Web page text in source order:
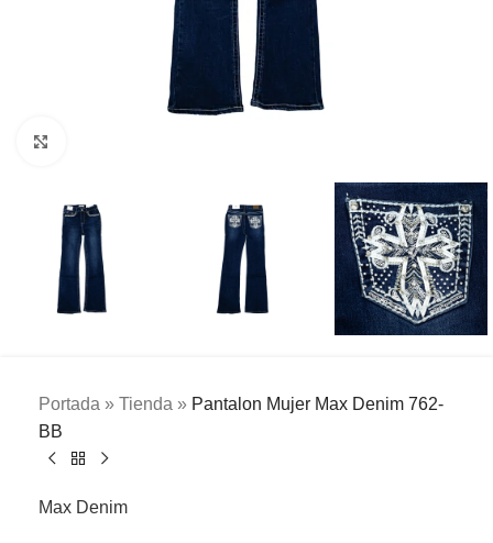
Portada » Tienda » Pantalon Mujer Max Denim 762-
BB
Max Denim